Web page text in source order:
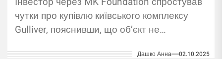
чутки про купівлю київського комплексу
Gulliver, пояснивши, що об’єкт не
Дашко Анна 02.10.2025